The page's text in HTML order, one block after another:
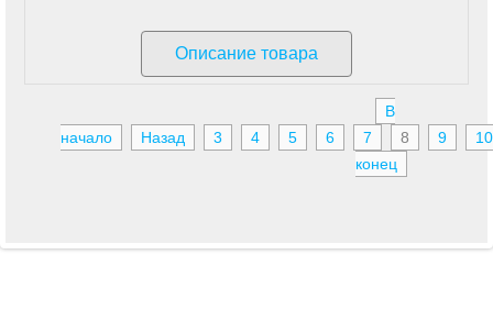
Описание товара
В
начало
Назад 3 4 5 6 7 8 9
10
конец